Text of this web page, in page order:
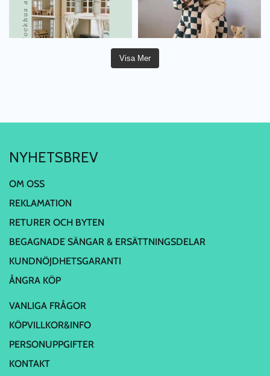
Visa Mer
NYHETSBREV
OM OSS
REKLAMATION
RETURER OCH BYTEN
BEGAGNADE SÄNGAR & ERSÄTTNINGSDELAR
KUNDNÖJDHETSGARANTI
ÅNGRA KÖP
VANLIGA FRÅGOR
KÖPVILLKOR&INFO
PERSONUPPGIFTER
KONTAKT